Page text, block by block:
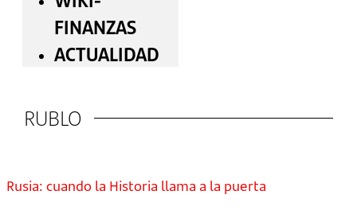
FINANZAS
ACTUALIDAD
RUBLO
Rusia: cuando la Historia llama a la puerta